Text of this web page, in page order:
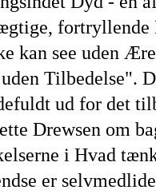
fortryllende
kan see uden
Tilbedelse".
ud for det
Drewsen om
i Hvad
er